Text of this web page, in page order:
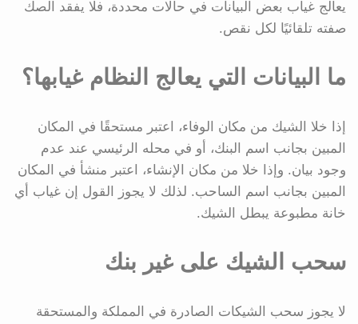
يعالج غياب بعض البيانات في حالات محددة، فلا يفقد الصك
صفته تلقائيًا لكل نقص.
ما البيانات التي يعالج النظام غيابها؟
إذا خلا الشيك من مكان الوفاء، اعتبر مستحقًا في المكان
المبين بجانب اسم البنك، أو في محله الرئيسي عند عدم
وجود بيان. وإذا خلا من مكان الإنشاء، اعتبر منشأ في المكان
المبين بجانب اسم الساحب. لذلك لا يجوز القول إن غياب أي
خانة مطبوعة يبطل الشيك.
سحب الشيك على غير بنك
لا يجوز سحب الشيكات الصادرة في المملكة والمستحقة